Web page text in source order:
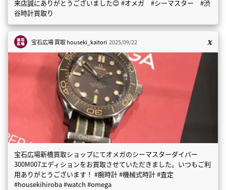
来店誠にありがとうございました😊 #オメガ #シーマスター #渋
谷時計買取り
宝石広場 買取houseki_kaitori 2025/09/22
宝石広場新橋買取ショップにてオメガのシーマスターダイバー
300M007エディションをお買取させていただきました。いつもご利
用ありがとうございます！ #腕時計 #機械式時計 #査定
#housekihiroba #watch #omega